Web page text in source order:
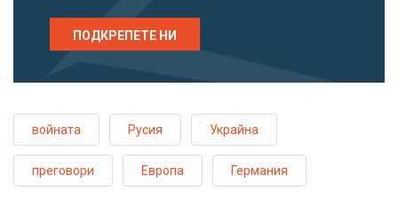
ПОДКРЕПЕТЕ НИ
войната Русия Украйна
преговори Европа Германия